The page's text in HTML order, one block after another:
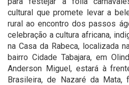
cultural que promete levar a
rural ao encontro dos passos
celebração a cultura africana,
na Casa da Rabeca, localizada
bairro Cidade Tabajara, em
Anderson Miguel, estará à
Brasileira, de Nazaré da